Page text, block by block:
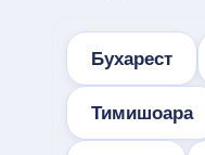
Бухарест
Тимишоара